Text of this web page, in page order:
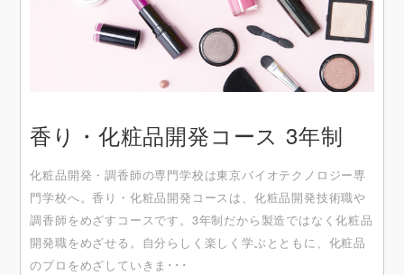
香り・化粧品開発コース 3年制
化粧品開発・調⾹師の専⾨学校は東京バイオテクノロジー専
⾨学校へ。⾹り・化粧品開発コースは、化粧品開発技術職や
調⾹師をめざすコースです。3年制だから製造ではなく化粧品
開発職をめざせる。⾃分らしく楽しく学ぶとともに、化粧品
のプロをめざしていきま･･･